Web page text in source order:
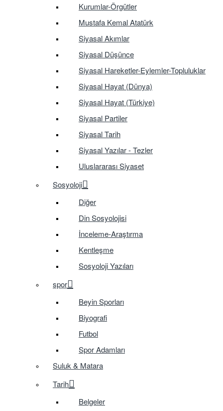
Kurumlar-Örgütler
Mustafa Kemal Atatürk
Siyasal Akımlar
Siyasal Düşünce
Siyasal Hareketler-Eylemler-Topluluklar
Siyasal Hayat (Dünya)
Siyasal Hayat (Türkiye)
Siyasal Partiler
Siyasal Tarih
Siyasal Yazılar - Tezler
Uluslararası Siyaset
Sosyoloji
Diğer
Din Sosyolojisi
İnceleme-Araştırma
Kentleşme
Sosyoloji Yazıları
spor
Beyin Sporları
Biyografi
Futbol
Spor Adamları
Suluk & Matara
Tarih
Belgeler